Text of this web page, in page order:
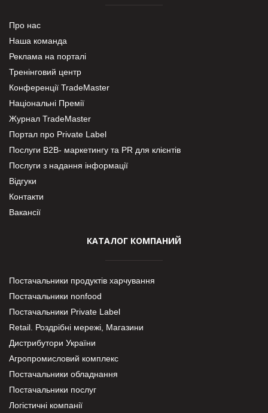
Про нас
Наша команда
Реклама на порталі
Тренінговий центр
Конференції TradeMaster
Національні Премії
Журнал TradeMaster
Портал про Private Label
Послуги В2В- маркетингу та PR для клієнтів
Послуги з надання інформації
Відгуки
Контакти
Вакансії
КАТАЛОГ КОМПАНИЙ
Постачальники продуктів харчування
Постачальники nonfood
Постачальники Private Label
Retail. Роздрібні мережі, Магазини
Дистрибутори України
Агропромисловий комплекс
Постачальники обладнання
Постачальники послуг
Логістичні компанії